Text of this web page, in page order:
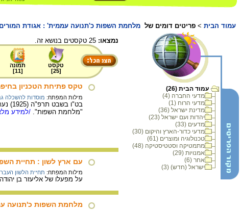
עמוד הבית > פריטים דומים של מלחמת השפות כ'תנועה עממית' : אגודת
עמוד הבית (26)
מדעי החברה (4)
מדעי הרוח (1)
מדינת ישראל (36)
יהדות ועם ישראל (23)
מדעים (33)
מדעי כדור-הארץ והיקום (30)
טכנולוגיה ומוצרים (61)
מתמטיקה וסטטיסטיקה (48)
אמנויות (29)
אחר (6)
ישראל (חדש) (3)
נמצאו:
טקסט
[
25
]
תמונה
[
11
]
טקס פתיחת הטכניון
מילות המפתח: מוסדות להשכלה
בט"ו
"מלחמת השפות". /למידע
עם ארץ לשון : תחיית
מילות המפתח: תחיית הלשון
על מפעלו של אליעזר בן יהודה (1858 – 1922) ועל "מלחמת השפות" - המאבק על ההוראה בשפה
מלחמת השפות כ'תנועה